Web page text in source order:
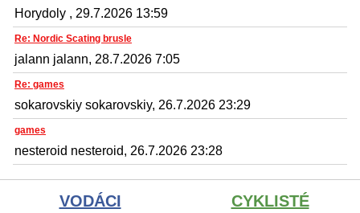
Horydoly , 29.7.2026 13:59
Re: Nordic Scating brusle
jalann jalann, 28.7.2026 7:05
Re: games
sokarovskiy sokarovskiy, 26.7.2026 23:29
games
nesteroid nesteroid, 26.7.2026 23:28
VODÁCI CYKLISTÉ